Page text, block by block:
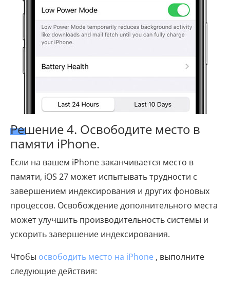
Решение 4. Освободите место в
памяти iPhone.
Если на вашем iPhone заканчивается место в
памяти, iOS 27 может испытывать трудности с
завершением индексирования и других фоновых
процессов. Освобождение дополнительного места
может улучшить производительность системы и
ускорить завершение индексирования.
Чтобы освободить место на iPhone , выполните
следующие действия: